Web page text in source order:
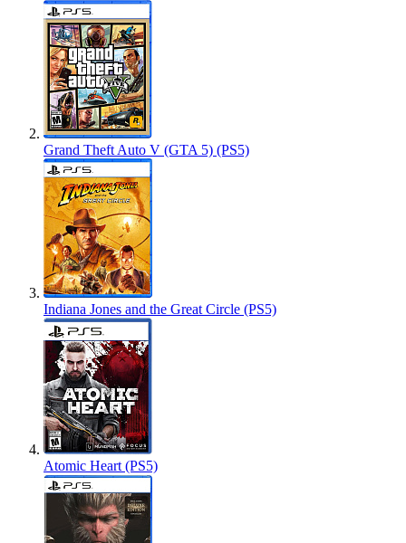
Grand Theft Auto V (GTA 5) (PS5)
Indiana Jones and the Great Circle (PS5)
Atomic Heart (PS5)